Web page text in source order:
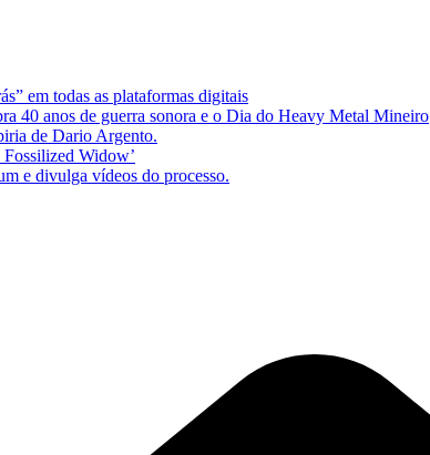
em todas as plataformas digitais
40 anos de guerra sonora e o Dia do Heavy Metal Mineiro
de Dario Argento.
Widow’
e divulga vídeos do processo.